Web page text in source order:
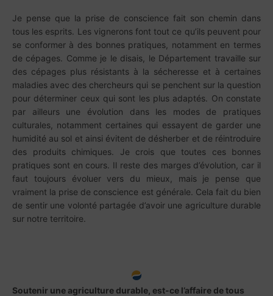
Je pense que la prise de conscience fait son chemin dans
tous les esprits. Les vignerons font tout ce qu’ils peuvent pour
se conformer à des bonnes pratiques, notamment en termes
de cépages. Comme je le disais, le Département travaille sur
des cépages plus résistants à la sécheresse et à certaines
maladies avec des chercheurs qui se penchent sur la question
pour déterminer ceux qui sont les plus adaptés. On constate
par ailleurs une évolution dans les modes de pratiques
culturales, notamment certaines qui essayent de garder une
humidité au sol et ainsi évitent de désherber et de réintroduire
des produits chimiques. Je crois que toutes ces bonnes
pratiques sont en cours. Il reste des marges d’évolution, car il
faut toujours évoluer vers du mieux, mais je pense que
vraiment la prise de conscience est générale. Cela fait du bien
de sentir une volonté partagée d’avoir une agriculture durable
sur notre territoire.
Soutenir une agriculture durable, est-ce l’affaire de tous